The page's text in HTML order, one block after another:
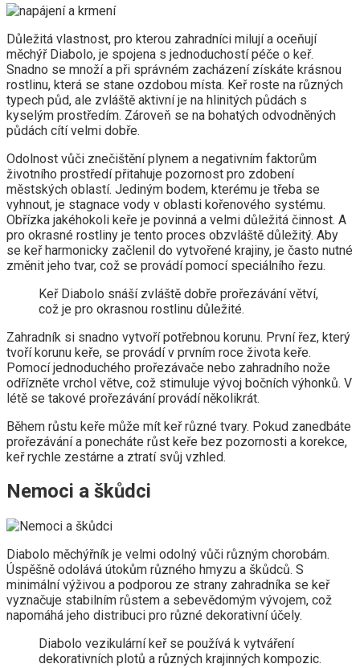
Důležitá vlastnost, pro kterou zahradníci milují a oceňují
měchýř Diabolo, je spojena s jednoduchostí péče o keř.
Snadno se množí a při správném zacházení získáte krásnou
rostlinu, která se stane ozdobou místa. Keř roste na různých
typech půd, ale zvláště aktivní je na hlinitých půdách s
kyselým prostředím. Zároveň se na bohatých odvodněných
půdách cítí velmi dobře.
Odolnost vůči znečištění plynem a negativním faktorům
životního prostředí přitahuje pozornost pro zdobení
městských oblastí. Jediným bodem, kterému je třeba se
vyhnout, je stagnace vody v oblasti kořenového systému.
Obřízka jakéhokoli keře je povinná a velmi důležitá činnost. A
pro okrasné rostliny je tento proces obzvláště důležitý. Aby
se keř harmonicky začlenil do vytvořené krajiny, je často nutné
změnit jeho tvar, což se provádí pomocí speciálního řezu.
Keř Diabolo snáší zvláště dobře prořezávání větví,
což je pro okrasnou rostlinu důležité.
Zahradník si snadno vytvoří potřebnou korunu. První řez, který
tvoří korunu keře, se provádí v prvním roce života keře.
Pomocí jednoduchého prořezávače nebo zahradního nože
odřízněte vrchol větve, což stimuluje vývoj bočních výhonků. V
létě se takové prořezávání provádí několikrát.
Během růstu keře může mít keř různé tvary. Pokud zanedbáte
prořezávání a ponecháte růst keře bez pozornosti a korekce,
keř rychle zestárne a ztratí svůj vzhled.
Nemoci a škůdci
Diabolo měchýřník je velmi odolný vůči různým chorobám.
Úspěšně odolává útokům různého hmyzu a škůdců. S
minimální výživou a podporou ze strany zahradníka se keř
vyznačuje stabilním růstem a sebevědomým vývojem, což
napomáhá jeho distribuci pro různé dekorativní účely.
Diabolo vezikulární keř se používá k vytváření
dekorativních plotů a různých krajinných kompozic.